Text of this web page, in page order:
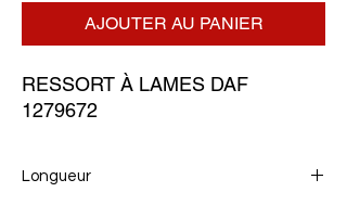
AJOUTER AU PANIER
RESSORT À LAMES DAF
1279672
Longueur